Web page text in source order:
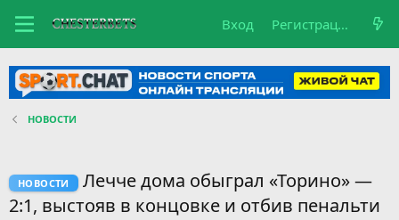
Вход Регистрация
НОВОСТИ
НОВОСТИ
Лечче дома обыграл «Торино» —
2:1, выстояв в концовке и отбив пенальти